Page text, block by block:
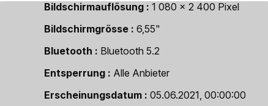
Bildschirmauflösung
1 080 x 2 400 Pixel
Bildschirmgrösse
6,55"
Bluetooth
Bluetooth 5.2
Entsperrung
Alle Anbieter
Erscheinungsdatum
05.06.2021, 00:00:00